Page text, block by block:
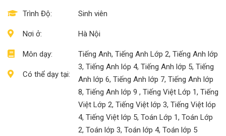
Trình Độ:
Nơi ở:
Môn dạy:
Có thể dạy tại:
Sinh viên
Hà Nội
Tiếng Anh, Tiếng Anh Lớp 2, Tiếng Anh lớp
3, Tiếng Anh lóp 4, Tiếng Anh lớp 5, Tiếng
Anh lớp 6, Tiếng Anh lớp 7, Tiếng Anh lớp
8, Tiếng Anh lớp 9 , Tiếng Việt Lớp 1, Tiếng
Việt Lớp 2, Tiếng Việt lớp 3, Tiếng Việt lóp
4, Tiếng Việt lớp 5, Toán Lớp 1, Toán Lớp
2, Toán lớp 3, Toán lớp 4, Toán lớp 5